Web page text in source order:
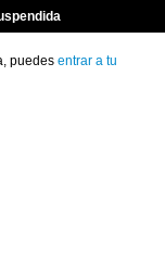
puedes entrar a tu